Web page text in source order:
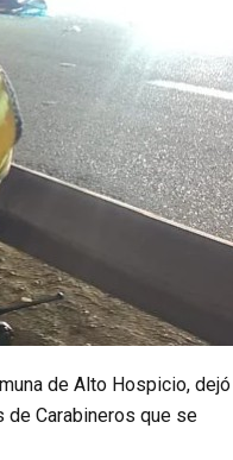
de Alto Hospicio, dejó
Carabineros que se